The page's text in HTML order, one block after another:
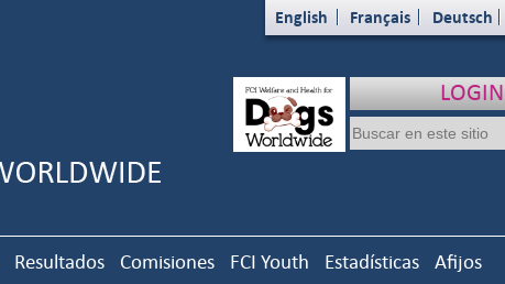
English Français Deutsch
LOGIN
Resultados Comisiones FCI Youth Estadísticas Afijos